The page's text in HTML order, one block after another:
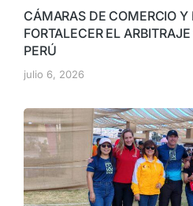
CÁMARAS DE COMERCIO
FORTALECER EL
PERÚ
julio 6, 2026